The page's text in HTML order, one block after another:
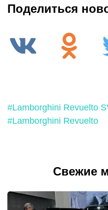
Поделиться
#Lamborghini Revuelto
#Lamborghini Revuelto
Свежие